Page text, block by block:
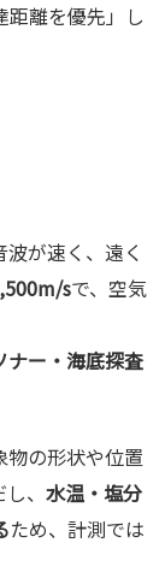
距離を優先」し
が速く、遠く
sで、空気
ナー・海底探査
物の形状や位置
、 水温・塩分
ため、計測では